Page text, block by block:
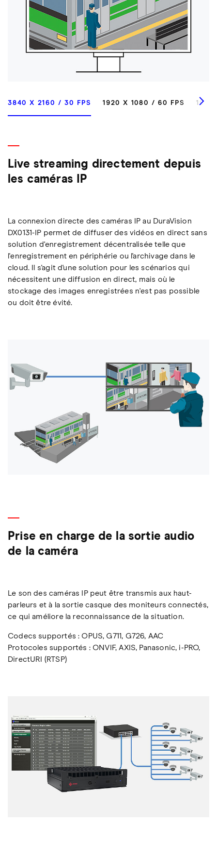
3840 X 2160 / 30 FPS 1920 X 1080 / 60 FPS 1920
Live streaming directement depuis
les caméras IP
La connexion directe des caméras IP au DuraVision
DX0131-IP permet de diffuser des vidéos en direct sans
solution d'enregistrement décentralisée telle que
l'enregistrement en périphérie ou l'archivage dans le
cloud. Il s'agit d'une solution pour les scénarios qui
nécessitent une diffusion en direct, mais où le
stockage des images enregistrées n'est pas possible
ou doit être évité.
Prise en charge de la sortie audio
de la caméra
Le son des caméras IP peut être transmis aux haut-
parleurs et à la sortie casque des moniteurs connectés,
ce qui améliore la reconnaissance de la situation.
Codecs supportés : OPUS, G711, G726, AAC
Protocoles supportés : ONVIF, AXIS, Panasonic, i-PRO,
DirectURI (RTSP)